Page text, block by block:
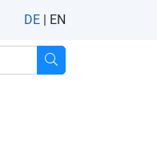
DE | EN